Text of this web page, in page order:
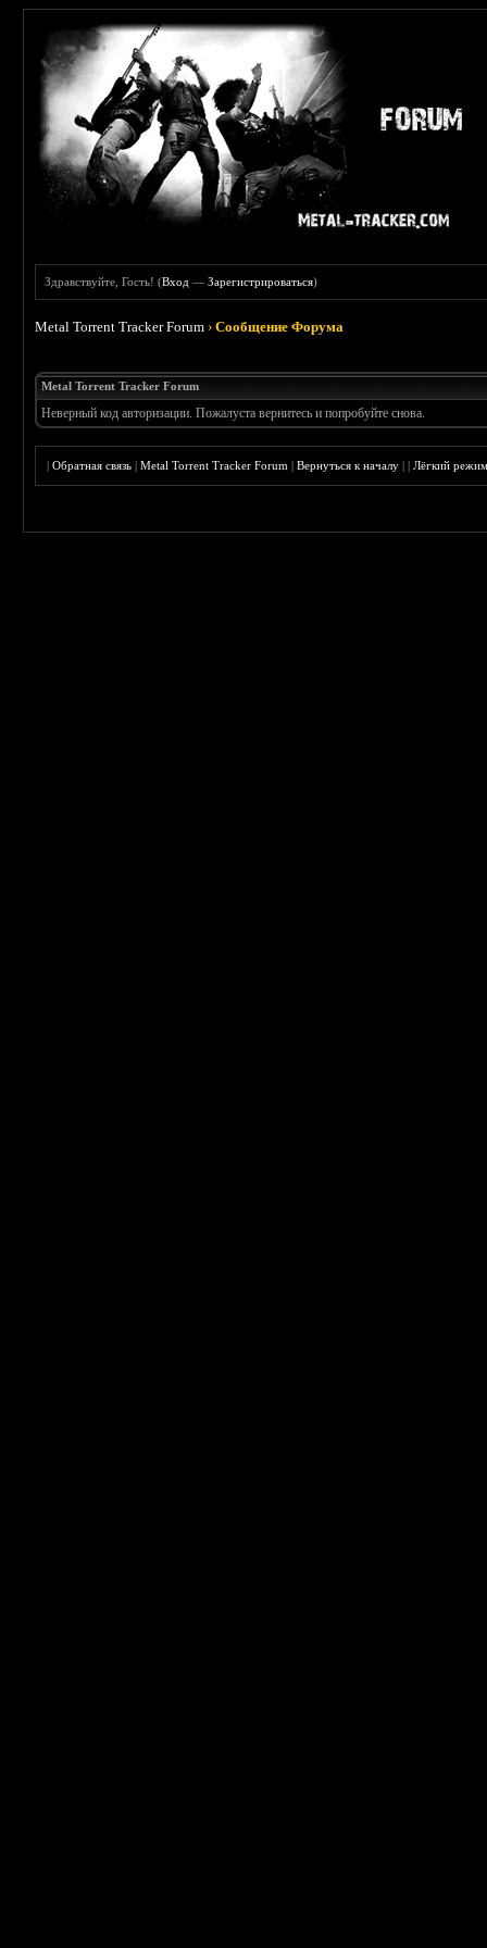
Здравствуйте, Гость! (Вход —Зарегистрироваться)
Metal Torrent Tracker Forum ›Сообщение Форума
Metal Torrent Tracker Forum
Неверный код авторизации. Пожалуста вернитесь и попробуйте снова.
|Обратная связь |Metal Torrent Tracker Forum |Вернуться к началу ||Лёгкий